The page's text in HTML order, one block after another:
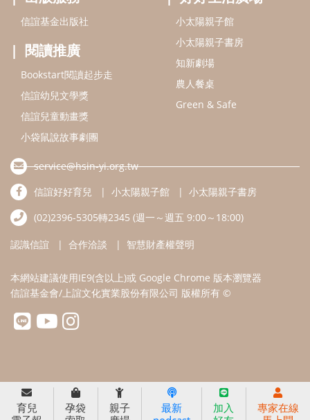
信誼好好育兒
小太陽親子書房
(02)2396-5305轉2345 (週一～週五 9:00～18:00)
認識信誼 合作洽談 智慧財產權聲明
本網站建議使用IE9(含以上)或 Google Chrome 版本瀏覽器
信誼基金會/上誼文化實業股份有限公司 版權所有 ©
育兒
孕袋
親子
最新
加入
專家在線